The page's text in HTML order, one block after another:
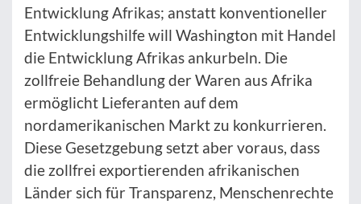
Entwicklung Afrikas; anstatt konventioneller
Entwicklungshilfe will Washington mit Handel
die Entwicklung Afrikas ankurbeln. Die
zollfreie Behandlung der Waren aus Afrika
ermöglicht Lieferanten auf dem
nordamerikanischen Markt zu konkurrieren.
Diese Gesetzgebung setzt aber voraus, dass
die zollfrei exportierenden afrikanischen
Länder sich für Transparenz, Menschenrechte